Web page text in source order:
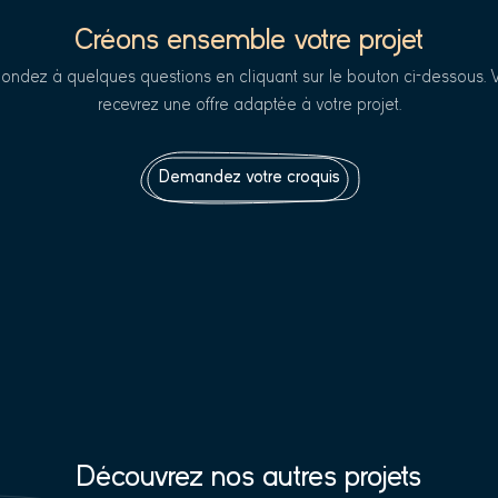
Créons ensemble votre projet
à quelques questions en cliquant sur le bouton ci-dessous.
recevrez une offre adaptée à votre projet.
Demandez votre croquis
Découvrez nos autres projets